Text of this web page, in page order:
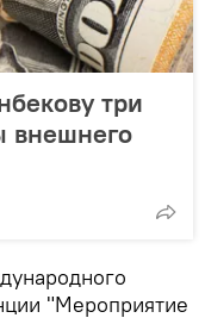
три
внешнего
"Мероприятие